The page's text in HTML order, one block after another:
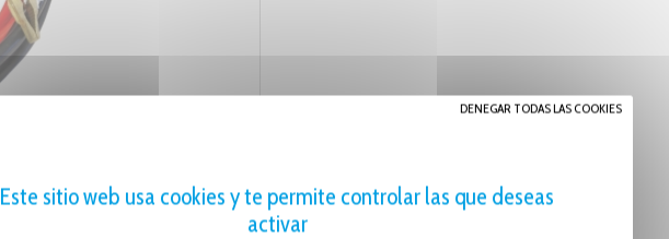
Este sitio web usa cookies y te permite controlar las que deseas
activar
DENEGAR TODAS LAS COOKIES